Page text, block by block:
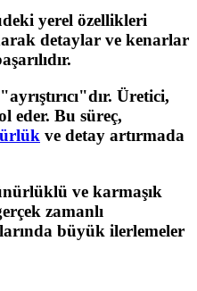
yerel özellikleri
detaylar ve kenarlar
Üretici,
eder. Bu süreç,
ve detay artırmada
ve karmaşık
zamanlı
büyük ilerlemeler